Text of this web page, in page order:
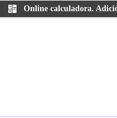
Online calculadora.